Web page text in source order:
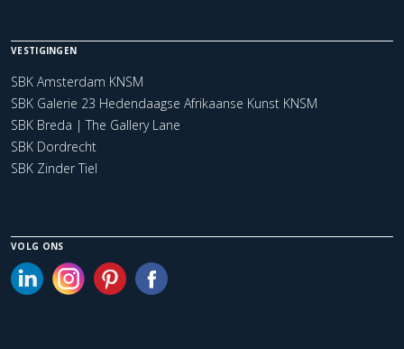
VESTIGINGEN
SBK Amsterdam KNSM
SBK Galerie 23 Hedendaagse Afrikaanse Kunst KNSM
SBK Breda | The Gallery Lane
SBK Dordrecht
SBK Zinder Tiel
VOLG ONS